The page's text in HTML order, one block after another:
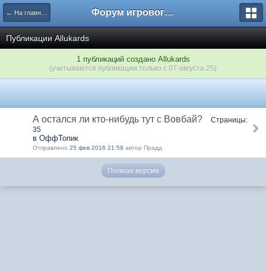
← На главную Форум игрового проекта Riverrise
Публикации Аllukards
1 публикаций создано Аllukards
(учитываются публикации только с 07-августа 25)
А остался ли кто-нибудь тут с Вовбай?
Страницы:
35
в ОффТопик
Отправлено 25 фев 2016 21:59 автор Прадд
Полная версия